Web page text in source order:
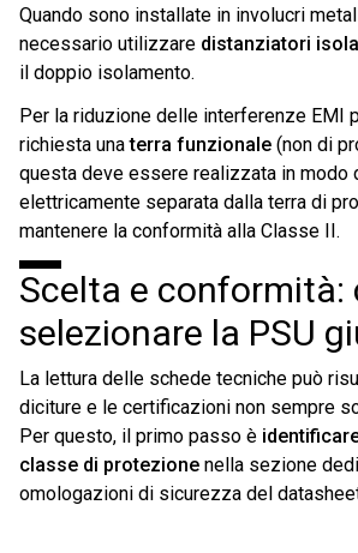
Quando sono installate in involucri
necessario utilizzare distanziatori
il doppio isolamento.
Per la riduzione delle interferenze EMI
richiesta unaterra funzionale (non di
questa deve essere realizzata in modo
elettricamente separata dalla terra di
mantenere la conformità alla Classe II.
Scelta e conformità:
selezionare la PSU
La lettura delle schede tecniche può
diciture e le certificazioni non sempre
Per questo, il primo passo è
classe di protezione nella sezione
omologazioni di sicurezza del